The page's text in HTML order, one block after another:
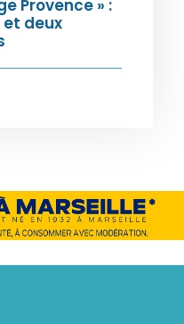
Provence » :
deux